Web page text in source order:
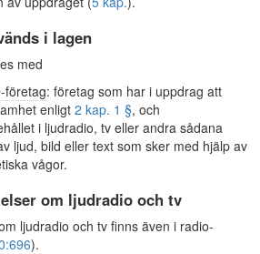
i lagen
med
företag: företag som har i uppdrag att
enligt 2 kap. 1 §, och
i ljudradio, tv eller andra sådana
ljud, bild eller text som sker med hjälp av
vågor.
om ljudradio och tv
ljudradio och tv finns även i radio-
).